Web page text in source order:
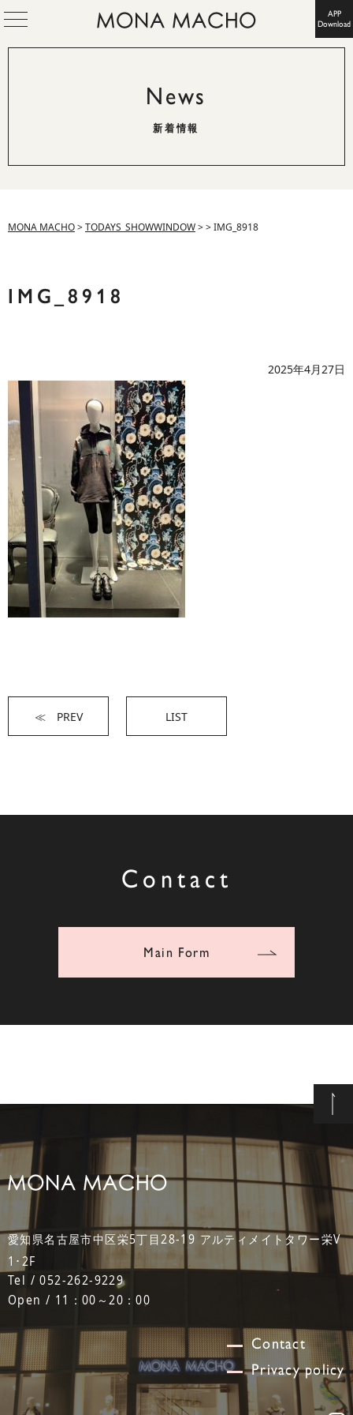
APP
Download
News
新着情報
MONA MACHO>TODAYS_SHOWWINDOW>>IMG_8918
IMG_8918
2025年4月27日
≪ PREV LIST
Contact
Main Form
愛知県名古屋市中区栄5丁目28-19 アルティメイトタワー栄V
1･2F
Tel / 052-262-9229
Open / 11：00～20：00
Contact
Privacy policy